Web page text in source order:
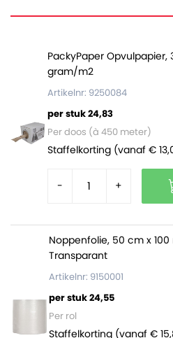
Het PP band is per enkele rol
PackyPaper
gram/m2
Artikelnr: 9250084
per stuk 24,83
Per doos (à 450 meter)
Staffelkorting (vanaf €
- +
Noppenfolie, 50 cm x
Transparant
Artikelnr: 9150001
per stuk 24,55
Per rol
Staffelkorting (vanaf €